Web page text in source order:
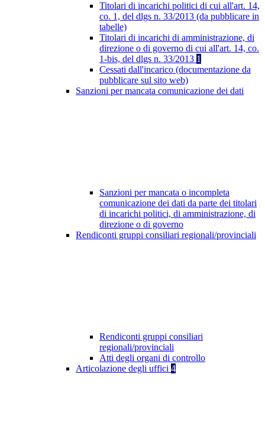
Titolari di incarichi politici di cui all'art. 14,
co. 1, del dlgs n. 33/2013 (da pubblicare in
tabelle)
Titolari di incarichi di amministrazione, di
direzione o di governo di cui all'art. 14, co.
1-bis, del dlgs n. 33/2013 1
Cessati dall'incarico (documentazione da
pubblicare sul sito web)
Sanzioni per mancata comunicazione dei dati
Sanzioni per mancata o incompleta
comunicazione dei dati da parte dei titolari
di incarichi politici, di amministrazione, di
direzione o di governo
Rendiconti gruppi consiliari regionali/provinciali
Rendiconti gruppi consiliari
regionali/provinciali
Atti degli organi di controllo
Articolazione degli uffici 4